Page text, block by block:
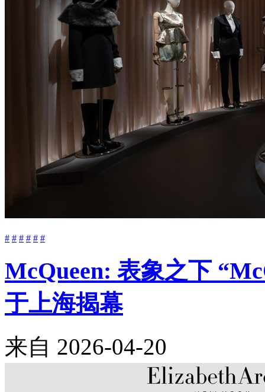
# # # # # #
McQueen: 表象之下
于上海揭幕
来自 2026-04-20